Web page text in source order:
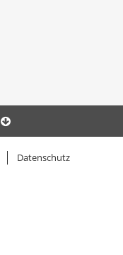
Datenschutz